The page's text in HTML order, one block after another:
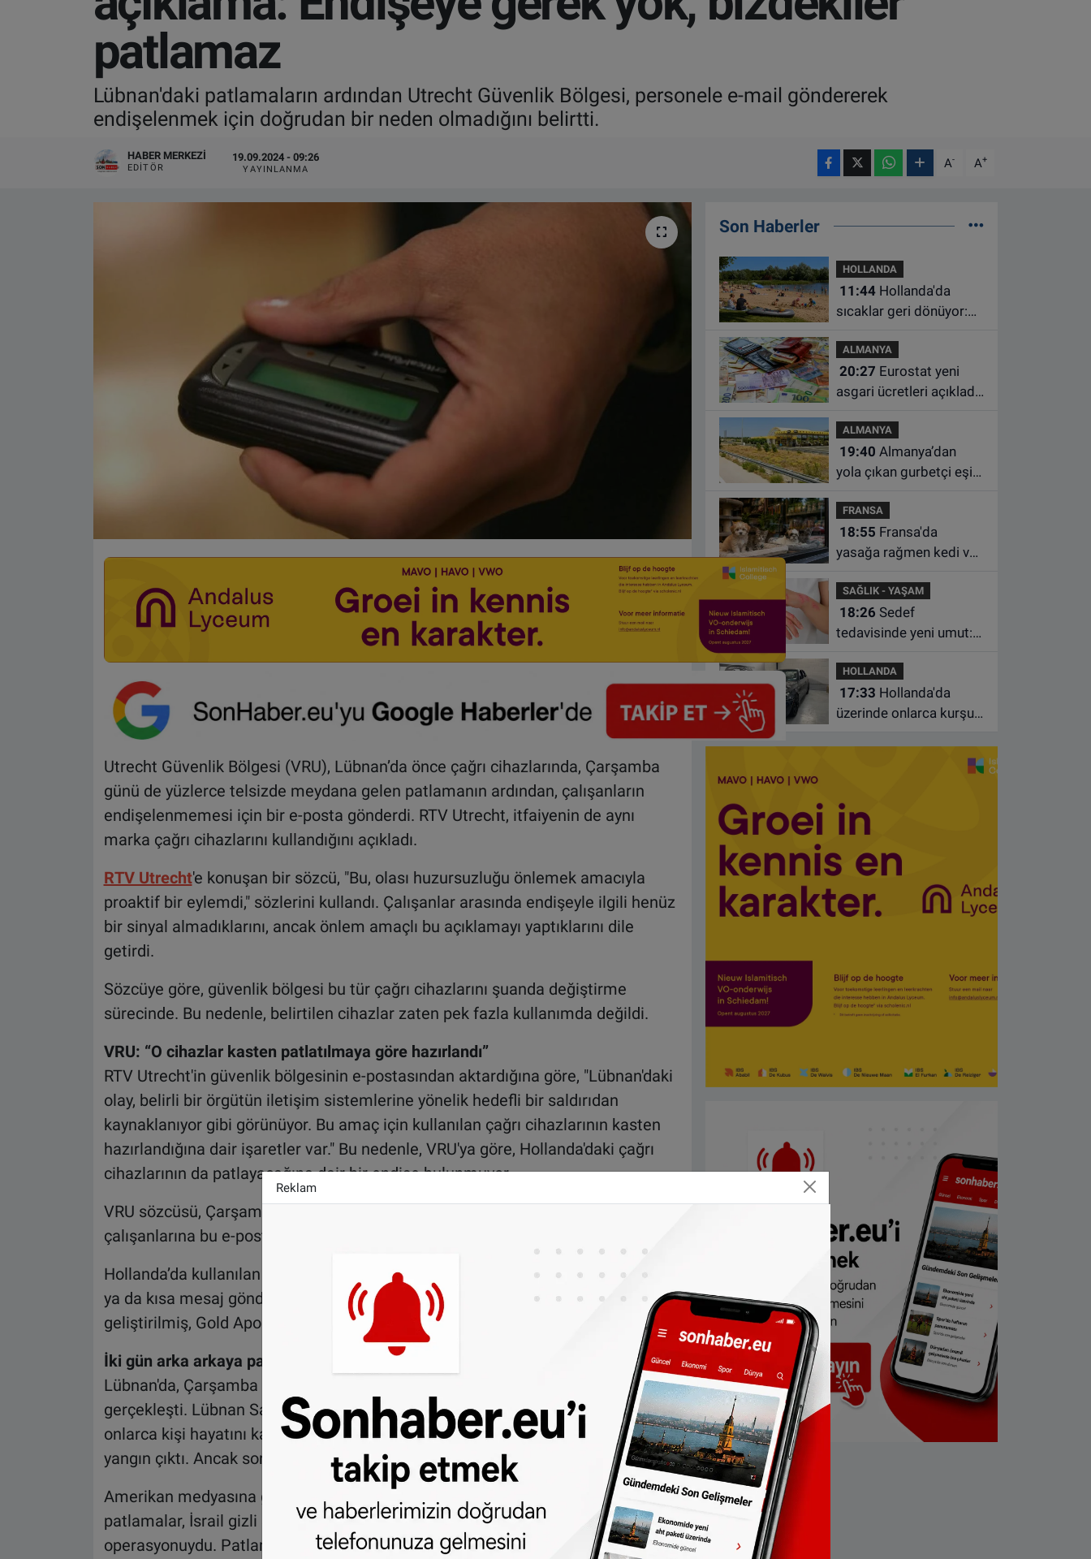
patlamaz
Lübnan'daki patlamaların ardından Utrecht Güvenlik Bölgesi, personele e-mail göndererek
endişelenmek için doğrudan bir neden olmadığını belirtti.
HABER MERKEZI
EDITÖR
19.09.2024 - 09:26
YAYINLANMA A- A+
Utrecht Güvenlik Bölgesi (VRU), Lübnan’da önce çağrı cihazlarında, Çarşamba
günü de yüzlerce telsizde meydana gelen patlamanın ardından, çalışanların
endişelenmemesi için bir e-posta gönderdi. RTV Utrecht, itfaiyenin de aynı
marka çağrı cihazlarını kullandığını açıkladı.
RTV Utrecht'e konuşan bir sözcü, "Bu, olası huzursuzluğu önlemek amacıyla
proaktif bir eylemdi," sözlerini kullandı. Çalışanlar arasında endişeyle ilgili henüz
bir sinyal almadıklarını, ancak önlem amaçlı bu açıklamayı yaptıklarını dile
getirdi.
Sözcüye göre, güvenlik bölgesi bu tür çağrı cihazlarını şuanda değiştirme
sürecinde. Bu nedenle, belirtilen cihazlar zaten pek fazla kullanımda değildi.
VRU: “O cihazlar kasten patlatılmaya göre hazırlandı”
RTV Utrecht'in güvenlik bölgesinin e-postasından aktardığına göre, "Lübnan'daki
olay, belirli bir örgütün iletişim sistemlerine yönelik hedefli bir saldırıdan
kaynaklanıyor gibi görünüyor. Bu amaç için kullanılan çağrı cihazlarının kasten
hazırlandığına dair işaretler var." Bu nedenle, VRU'ya göre, Hollanda'daki çağrı
cihazlarının da patlayacağına dair bir endişe bulunmuyor.
VRU sözcüsü, Çarşamba akşamı basına yaptığı açıklamada, güvenlik bölgesinin
çalışanlarına bu e-postayı gönderdiğini doğruladı.
Hollanda’da kullanılan çağrı cihazı, diğer adıyla pager veya semafon, birine sinyal
ya da kısa mesaj göndermek için kullanılıyor. VRU, Hollanda'nın P2000 ağı için
geliştirilmiş, Gold Apollo markalı De Galaxy ve PreCom pager kullanıyor.
İki gün arka arkaya patlamalar!
Lübnan'da, Çarşamba günü bir kez daha iletişim cihazlarına yönelik
saldırı
gerçekleşti. Lübnan Sağlık Bakanlığı'na göre, telsizlerin patlaması sonucu
onlarca kişi hayatını kaybetti ve yüzlerce kişi yaralandı. Bazı ev ve iş yerlerinde
yangın çıktı. Ancak son ölü ve yaralı sayısı henüz bilinmiyor.
Amerikan medyasına göre, Salı günü Lübnan ve Suriye’de gerçekleşen
patlamalar, İsrail gizli servisi de dahil olmak üzere birkaç örgütün bir
operasyonuydu. Patlamalarda 12 kişi hayatını kaybetti, 2 bin 800 kişi ise
Son Haberler
HOLLANDA
11:44Hollanda'da
sıcaklar geri dönüyor:
dereceyi gösterecek
ALMANYA
20:27
asgari ücretleri açıkladı:
sıraya yükseldi
ALMANYA
19:40
yola çıkan gurbetçi eşini
istasyonunda unuttu
FRANSA
18:55
yasağa rağmen kedi ve
shoplara hayvan başına
1.500 euro ceza
SAĞLIK - YAŞAM
18:26
tedavisinde yeni umut:
iyileşmediği bulundu
HOLLANDA
17:33
üzerinde onlarca kurşun
VIDEO GALERİ
ALGEMENE VOORWAARDEN
CONTACT
Çerez Politikası
Reklam